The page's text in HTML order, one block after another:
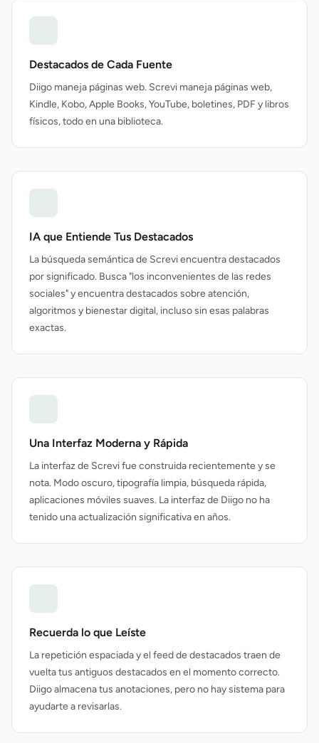
Destacados de Cada Fuente
Diigo maneja páginas web. Screvi maneja páginas web,
Kindle, Kobo, Apple Books, YouTube, boletines, PDF y libros
físicos, todo en una biblioteca.
IA que Entiende Tus Destacados
La búsqueda semántica de Screvi encuentra destacados
por significado. Busca "los inconvenientes de las redes
sociales" y encuentra destacados sobre atención,
algoritmos y bienestar digital, incluso sin esas palabras
exactas.
Una Interfaz Moderna y Rápida
La interfaz de Screvi fue construida recientemente y se
nota. Modo oscuro, tipografía limpia, búsqueda rápida,
aplicaciones móviles suaves. La interfaz de Diigo no ha
tenido una actualización significativa en años.
Recuerda lo que Leíste
La repetición espaciada y el feed de destacados traen de
vuelta tus antiguos destacados en el momento correcto.
Diigo almacena tus anotaciones, pero no hay sistema para
ayudarte a revisarlas.